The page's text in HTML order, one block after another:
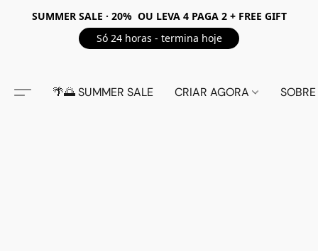
SUMMER SALE · 20% OU LEVA 4 PAGA 2 + FREE GIFT
Só 24 horas - termina hoje
🌴🌅 SUMMER SALE CRIAR AGORA